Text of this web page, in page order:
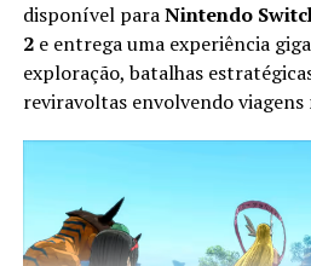
Apesar do foco na experiência
continua presente. Você pode
participar das missões ou entrar
jogadores para completar
conquistar recompensas
mais a longevidade da aventura.
disponível paraNintendo
2e entrega uma experiência
exploração, batalhas
reviravoltas envolvendo